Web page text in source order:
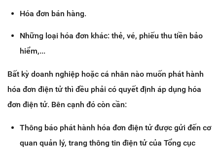
Hóa đơn bán hàng.
Những loại hóa đơn khác: thẻ, vé, phiếu thu tiền bảo
hiểm,...
Bất kỳ doanh nghiệp hoặc cá nhân nào muốn phát hành
hóa đơn điện tử thì đều phải có quyết định áp dụng hóa
đơn điện tử. Bên cạnh đó còn cần:
Thông báo phát hành hóa đơn điện tử được gửi đến cơ
quan quản lý, trang thông tin điện tử của Tổng cục